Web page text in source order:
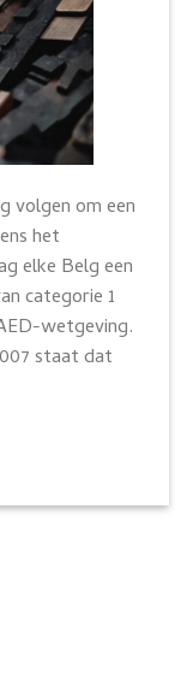
volgen om een
het
elke Belg een
categorie 1
wetgeving.
staat dat